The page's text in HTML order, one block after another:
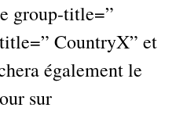
group-title=”
CountryX” et
également le
sur